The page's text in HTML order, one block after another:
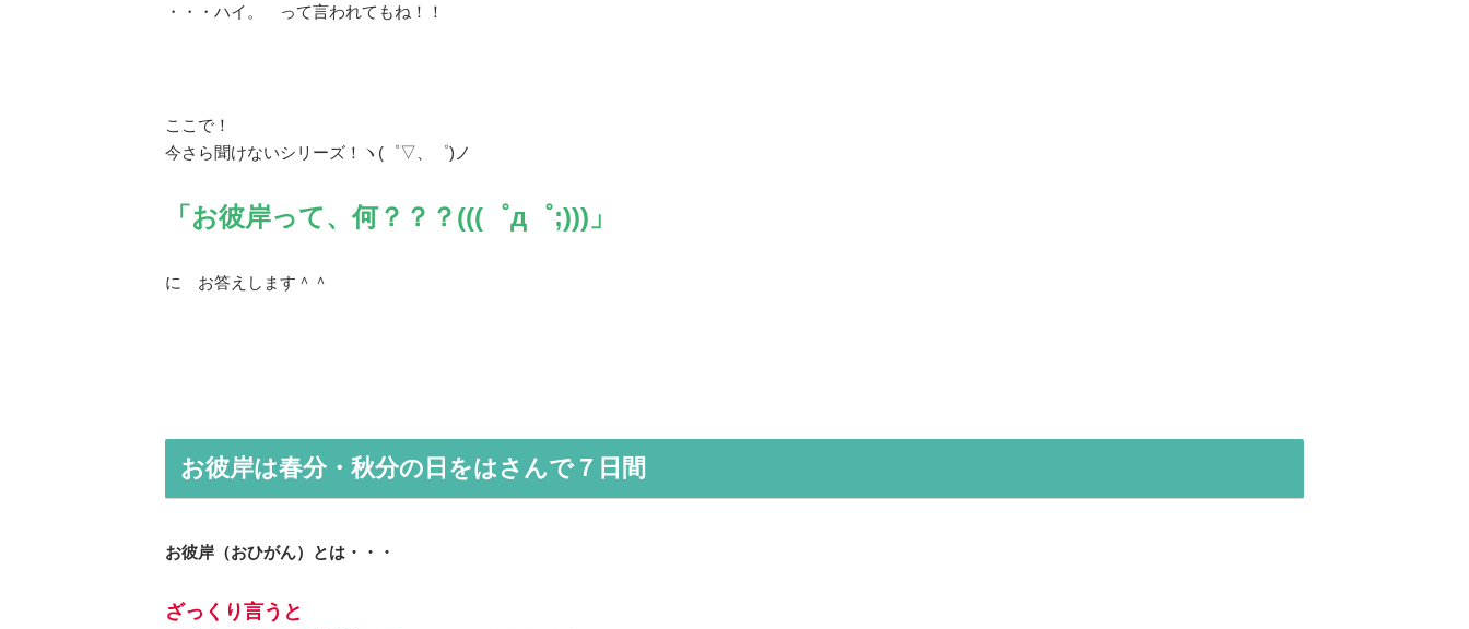
・・・ハイ。 って言われてもね！！
ここで！
今さら聞けないシリーズ！ヽ(゜▽、゜)ノ
「お彼岸って、何？？？(((゜д゜;)))」
に お答えします＾＾
お彼岸は春分・秋分の日をはさんで７日間
お彼岸（おひがん）とは・・・
ざっくり言うと